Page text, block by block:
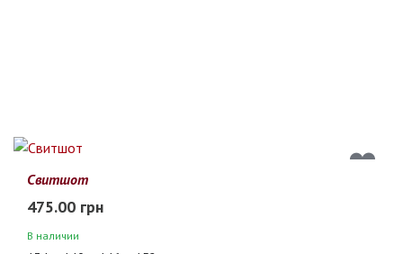
Свитшот
475.00 грн
В наличии